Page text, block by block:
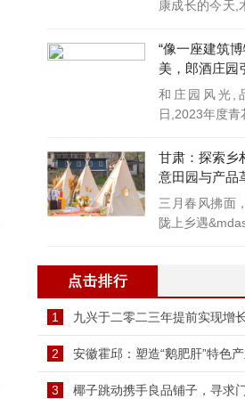
康成长的今天,
“像一座建筑
美，郎酒庄园
和庄园风光,
日,2023年度
甘肃：探索乡
意田园与产品
三月春风拂面
陇上乡遇
点击排行
九兴于二零二三年提前实现增
1
安徽霍邱：塑造“鹅肥肝”特色
2
椰子跳动携手良品铺子，寻求
3